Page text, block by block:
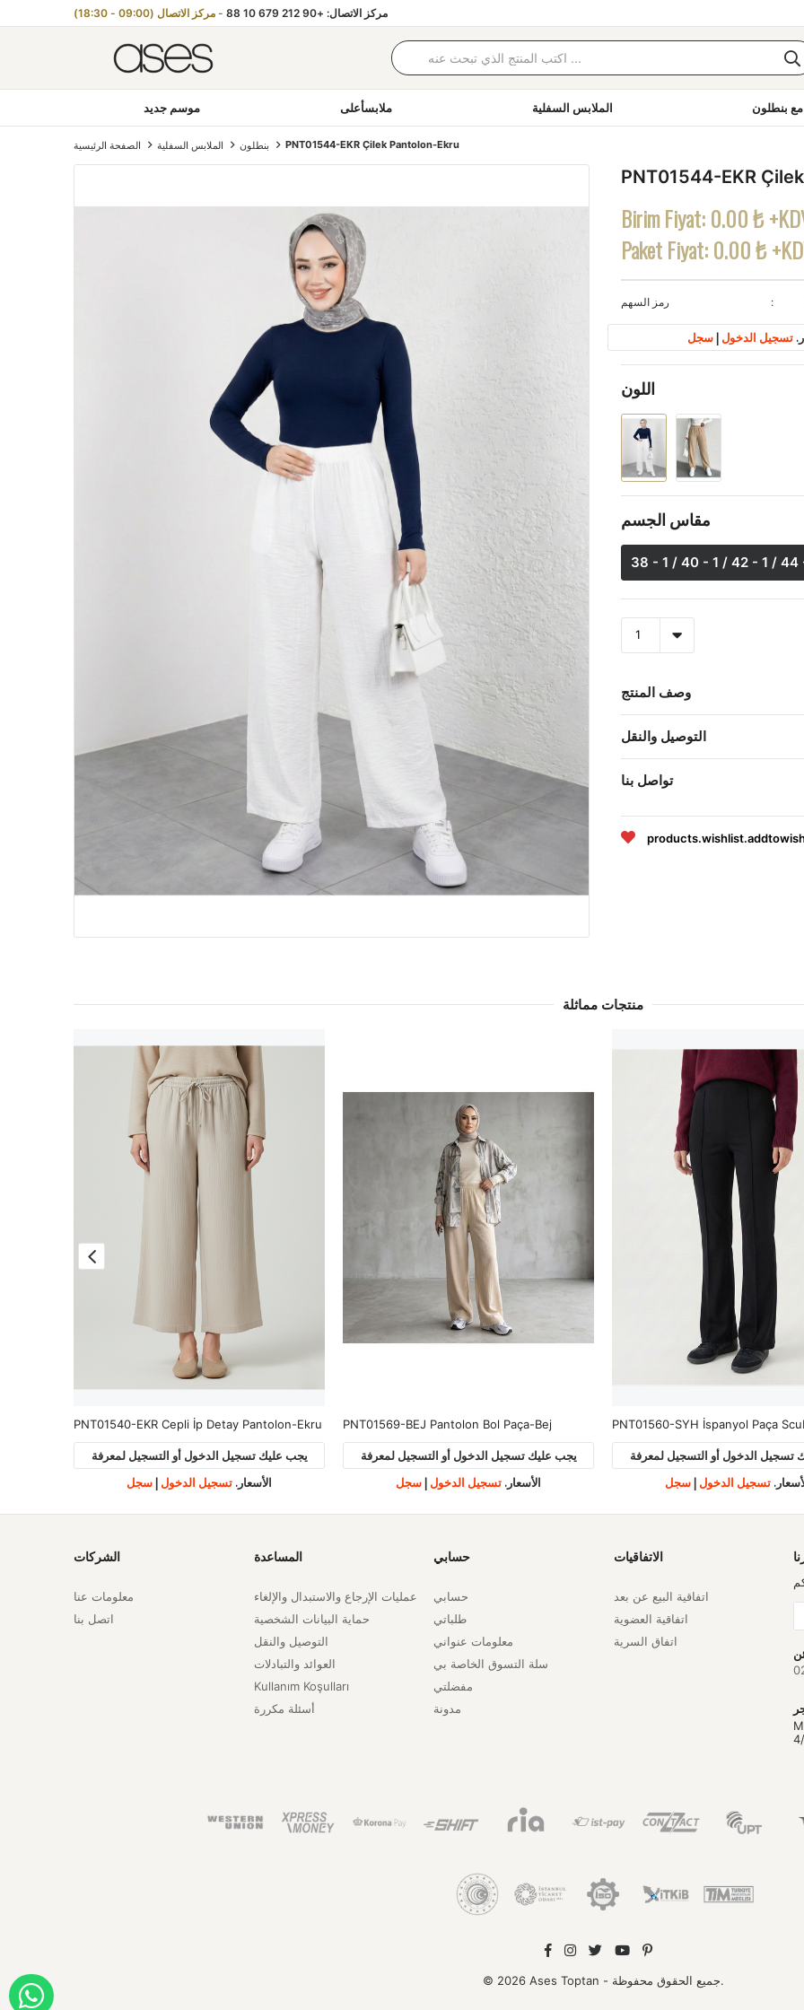
مركز الاتصال: +90 212 679 10 88 - مركز الاتصال (09:00 - 18:30)
موسم جديد ملابسأعلى الملابس السفلية بنطلون
الصفحة الرئيسية الملابس السفلية بنطلون PNT01544-EKR Çilek Pantolon-Ekru
PNT01544-EKR
Birim Fiyat:0.00 ₺
Paket Fiyat:0.00 ₺
رمز السهم
تسجيل الدخول | سجل
اللون
مقاس الجسم
38 - 1 / 40 - 1 / 42 - 1 / 44
وصف المنتج
التوصيل والنقل
تواصل بنا
منتجات مماثلة
PNT01540-EKR Cepli İp Detay Pantolon-Ekru
يجب عليك تسجيل الدخول أو التسجيل لمعرفة
الأسعار. تسجيل الدخول | سجل
PNT01569-BEJ Pantolon Bol Paça-Bej
يجب عليك تسجيل الدخول أو التسجيل لمعرفة
الأسعار. تسجيل الدخول | سجل
تسجيل الدخول أو التسجيل لمعرفة
تسجيل الدخول | سجل
الشركات
معلومات عنا
اتصل بنا
المساعدة
عمليات الإرجاع والاستبدال والإلغاء
حماية البيانات الشخصية
التوصيل والنقل
العوائد والتبادلات
Kullanım Koşulları
أسئلة مكررة
حسابي
حسابي
طلباتي
معلومات عنواني
سلة التسوق الخاصة بي
مفضلتي
مدونة
الاتفاقيات
اتفاقية البيع عن بعد
اتفاقية العضوية
اتفاق السرية
© 2026 Ases Toptan - جميع الحقوق محفوظة.